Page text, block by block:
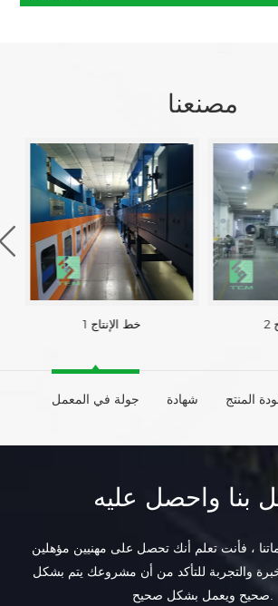
مصنعنا
خط الإنتاج 1 2
جولة في المعمل شهادة المنتج
بنا واحصل عليه
، فأنت تعلم أنك تحصل على مهنيين مؤهلين
الخبرة والتجربة للتأكد من أن مشروعك يتم بشكل
صحيح ويعمل بشكل صحيح.